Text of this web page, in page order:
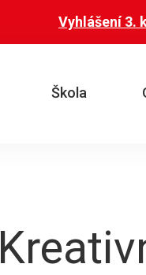
Vyhlášení 3.
Škola